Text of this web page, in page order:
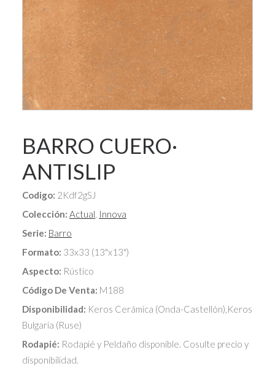
BARRO CUERO·
ANTISLIP
Codigo: 2Kdf2gSJ
Colección: Actual, Innova
Serie: Barro
Formato: 33x33 (13"x13")
Aspecto: Rústico
Código De Venta: M188
Disponibilidad: Keros Cerámica (Onda-Castellón),Keros
Bulgaria (Ruse)
Rodapié: Rodapié y Peldaño disponible. Cosulte precio y
disponibilidad.